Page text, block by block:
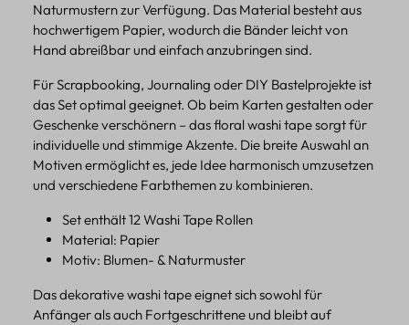
Naturmustern zur Verfügung. Das Material besteht aus
hochwertigem Papier, wodurch die Bänder leicht von
Hand abreißbar und einfach anzubringen sind.
Für Scrapbooking, Journaling oder DIY Bastelprojekte ist
das Set optimal geeignet. Ob beim Karten gestalten oder
Geschenke verschönern – das floral washi tape sorgt für
individuelle und stimmige Akzente. Die breite Auswahl an
Motiven ermöglicht es, jede Idee harmonisch umzusetzen
und verschiedene Farbthemen zu kombinieren.
Set enthält 12 Washi Tape Rollen
Material: Papier
Motiv: Blumen- & Naturmuster
Das dekorative washi tape eignet sich sowohl für
Anfänger als auch Fortgeschrittene und bleibt auf